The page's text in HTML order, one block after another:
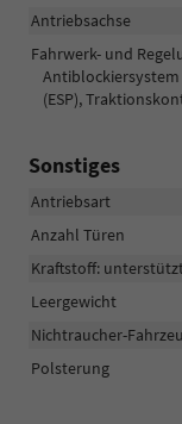
Antriebsachse
Fahrwerk- und
Antiblockiersystem
(ESP),
Sonstiges
Antriebsart
Anzahl Türen
Kraftstoff:
Leergewicht
Nichtraucher-
Polsterung